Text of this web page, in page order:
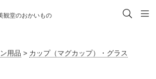
観堂のおかいもの
用品 > カップ（マグカップ）・グラス